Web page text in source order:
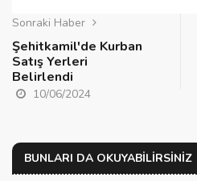
Sonraki Haber
Şehitkamil'de Kurban
Satış Yerleri
Belirlendi
10/06/2024
BUNLARI DA OKUYABILIRSINIZ